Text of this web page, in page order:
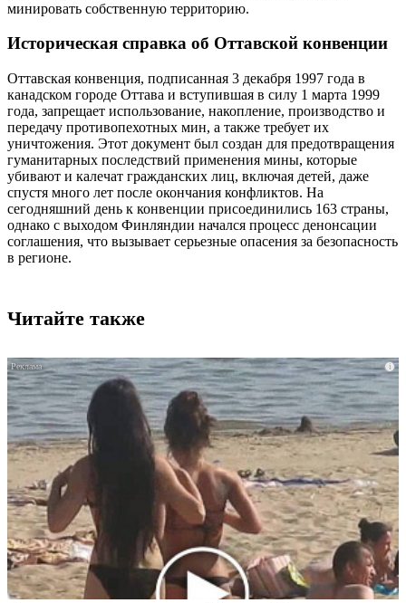
минировать собственную территорию.
Историческая справка об Оттавской конвенции
Оттавская конвенция, подписанная 3 декабря 1997 года в
канадском городе Оттава и вступившая в силу 1 марта 1999
года, запрещает использование, накопление, производство и
передачу противопехотных мин, а также требует их
уничтожения. Этот документ был создан для предотвращения
гуманитарных последствий применения мины, которые
убивают и калечат гражданских лиц, включая детей, даже
спустя много лет после окончания конфликтов. На
сегодняшний день к конвенции присоединились 163 страны,
однако с выходом Финляндии начался процесс денонсации
соглашения, что вызывает серьезные опасения за безопасность
в регионе.
Читайте также
i